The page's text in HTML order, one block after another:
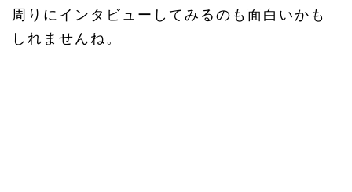
周りにインタビューしてみるのも面白いかも
しれませんね。